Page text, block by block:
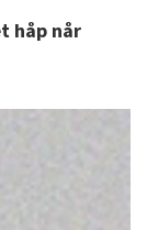
håp når